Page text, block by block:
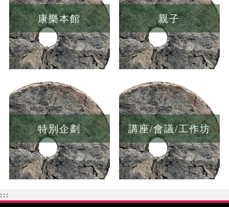
康樂本館 親子
特別企劃 講座/會議/工作坊
:::